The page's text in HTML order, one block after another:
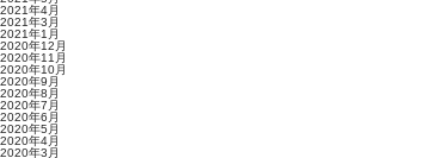
2021年4月
2021年3月
2021年1月
2020年12月
2020年11月
2020年10月
2020年9月
2020年8月
2020年7月
2020年6月
2020年5月
2020年4月
2020年3月